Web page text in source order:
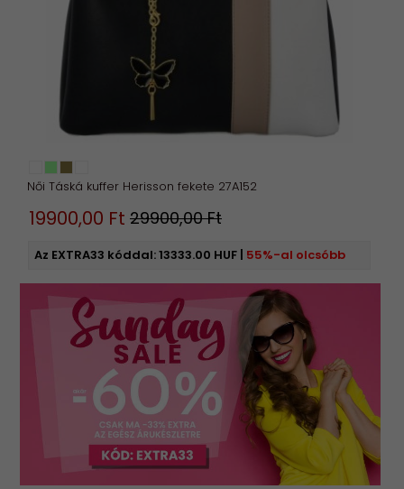
Női Táská kuffer Herisson fekete 27A152
19900,00 Ft 29900,00 Ft
Az EXTRA33 kóddal:13333.00 HUF | 55%-al olcsóbb